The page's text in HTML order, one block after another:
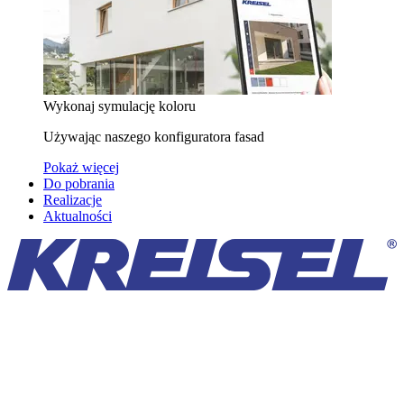
Wykonaj symulację koloru
Używając naszego konfiguratora fasad
Pokaż więcej
Do pobrania
Realizacje
Aktualności